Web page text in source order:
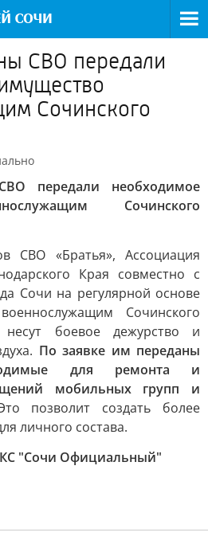
СВО передали
Сочинского
передали необходимое
Сочинского
СВО «Братья», Ассоциация
Края совместно с
Сочи на регулярной основе
Сочинского
несут боевое дежурство и
По заявке им переданы
для ремонта и
мобильных групп и
позволит создать более
личного состава.
"Сочи Официальный"